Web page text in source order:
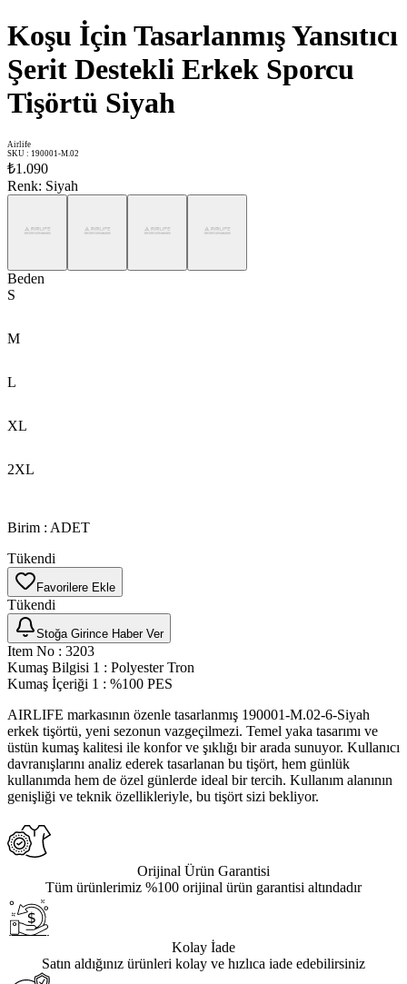
Koşu İçin Tasarlanmış Yansıtıcı
Şerit Destekli Erkek Sporcu
Tişörtü Siyah
Airlife
SKU : 190001-M.02
₺1.090
Renk: Siyah
Beden
S
M
L
XL
2XL
Birim : ADET
Tükendi
Favorilere Ekle
Tükendi
Stoğa Girince Haber Ver
Item No : 3203
Kumaş Bilgisi 1 : Polyester Tron
Kumaş İçeriği 1 : %100 PES
AIRLIFE markasının özenle tasarlanmış 190001-M.02-6-Siyah
erkek tişörtü, yeni sezonun vazgeçilmezi. Temel yaka tasarımı ve
üstün kumaş kalitesi ile konfor ve şıklığı bir arada sunuyor. Kullanıcı
davranışlarını analiz ederek tasarlanan bu tişört, hem günlük
kullanımda hem de özel günlerde ideal bir tercih. Kullanım alanının
genişliği ve teknik özellikleriyle, bu tişört sizi bekliyor.
Orijinal Ürün Garantisi
Tüm ürünlerimiz %100 orijinal ürün garantisi altındadır
Kolay İade
Satın aldığınız ürünleri kolay ve hızlıca iade edebilirsiniz